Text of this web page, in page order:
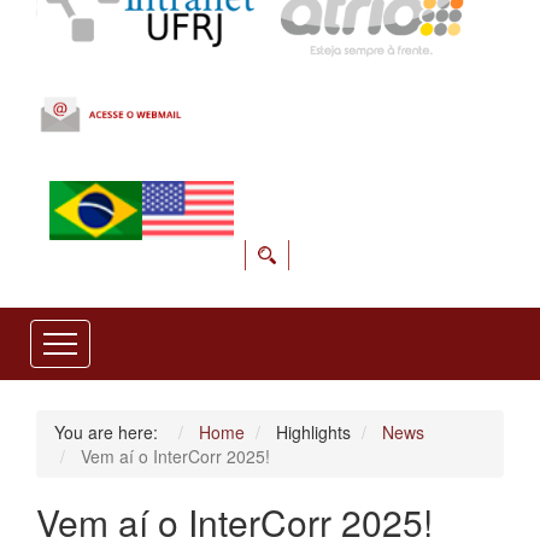
You are here: Home Highlights
News
Vem aí o InterCorr 2025!
Vem aí o InterCorr 2025!